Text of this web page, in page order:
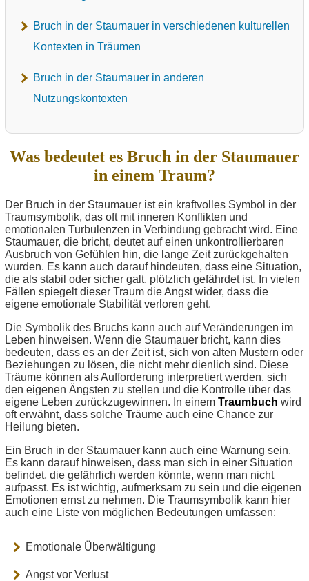
Bruch in der Staumauer in verschiedenen kulturellen
Kontexten in Träumen
Bruch in der Staumauer in anderen
Nutzungskontexten
Was bedeutet es Bruch in der Staumauer
in einem Traum?
Der Bruch in der Staumauer ist ein kraftvolles Symbol in der
Traumsymbolik, das oft mit inneren Konflikten und
emotionalen Turbulenzen in Verbindung gebracht wird. Eine
Staumauer, die bricht, deutet auf einen unkontrollierbaren
Ausbruch von Gefühlen hin, die lange Zeit zurückgehalten
wurden. Es kann auch darauf hindeuten, dass eine Situation,
die als stabil oder sicher galt, plötzlich gefährdet ist. In vielen
Fällen spiegelt dieser Traum die Angst wider, dass die
eigene emotionale Stabilität verloren geht.
Die Symbolik des Bruchs kann auch auf Veränderungen im
Leben hinweisen. Wenn die Staumauer bricht, kann dies
bedeuten, dass es an der Zeit ist, sich von alten Mustern oder
Beziehungen zu lösen, die nicht mehr dienlich sind. Diese
Träume können als Aufforderung interpretiert werden, sich
den eigenen Ängsten zu stellen und die Kontrolle über das
eigene Leben zurückzugewinnen. In einem Traumbuch wird
oft erwähnt, dass solche Träume auch eine Chance zur
Heilung bieten.
Ein Bruch in der Staumauer kann auch eine Warnung sein.
Es kann darauf hinweisen, dass man sich in einer Situation
befindet, die gefährlich werden könnte, wenn man nicht
aufpasst. Es ist wichtig, aufmerksam zu sein und die eigenen
Emotionen ernst zu nehmen. Die Traumsymbolik kann hier
auch eine Liste von möglichen Bedeutungen umfassen:
Emotionale Überwältigung
Angst vor Verlust